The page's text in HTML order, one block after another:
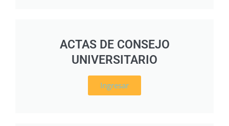
ACTAS DE CONSEJO
UNIVERSITARIO
Ingresar